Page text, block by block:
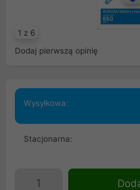
1 z 6
Dodaj pierwszą opinię
Wysyłkowa:
Stacjonarna: